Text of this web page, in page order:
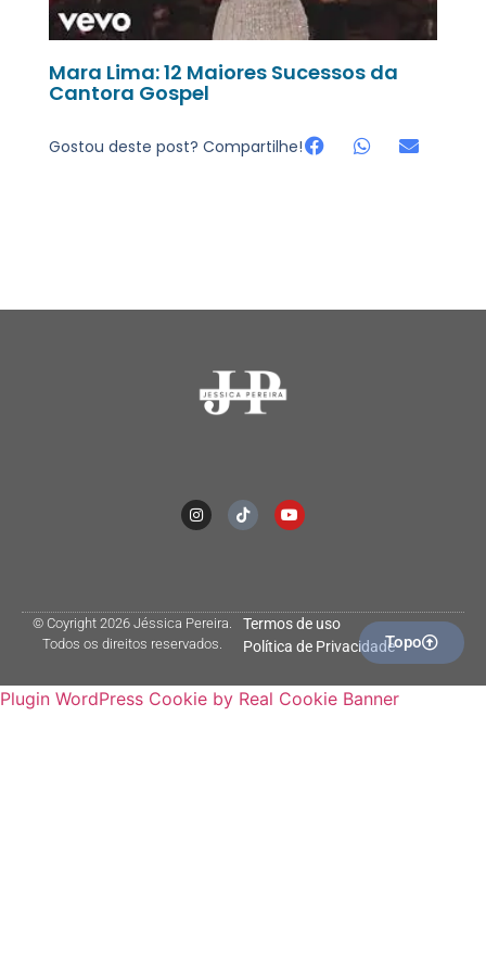
Mara Lima: 12 Maiores Sucessos da
Cantora Gospel
Gostou deste post? Compartilhe!
© Coyright 2026 Jéssica Pereira.
Todos os direitos reservados.
Termos de uso
Política de PrivacidadeTopo
Plugin WordPress Cookie by Real Cookie Banner